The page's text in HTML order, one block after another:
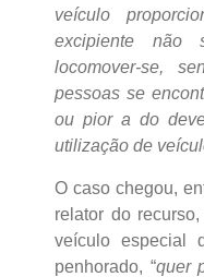
veículo
excipiente
locomover-se,
pessoas se
ou pior a do
utilização de
O caso chegou,
relator do
veículo especial
penhorado, “quer